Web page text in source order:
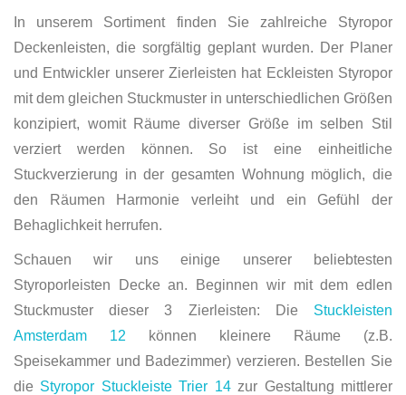
In unserem Sortiment finden Sie zahlreiche Styropor
Deckenleisten, die sorgfältig geplant wurden. Der Planer
und Entwickler unserer Zierleisten hat Eckleisten Styropor
mit dem gleichen Stuckmuster in unterschiedlichen Größen
konzipiert, womit Räume diverser Größe im selben Stil
verziert werden können. So ist eine einheitliche
Stuckverzierung in der gesamten Wohnung möglich, die
den Räumen Harmonie verleiht und ein Gefühl der
Behaglichkeit herrufen.
Schauen wir uns einige unserer beliebtesten
Styroporleisten Decke an. Beginnen wir mit dem edlen
Stuckmuster dieser 3 Zierleisten: Die Stuckleisten
Amsterdam 12 können kleinere Räume (z.B.
Speisekammer und Badezimmer) verzieren. Bestellen Sie
die Styropor Stuckleiste Trier 14zur Gestaltung mittlerer